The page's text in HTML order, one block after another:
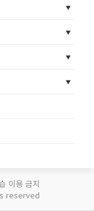
이용 금지
reserved